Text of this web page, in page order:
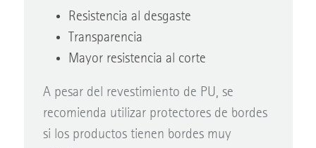
Resistencia al desgaste
Transparencia
Mayor resistencia al corte
A pesar del revestimiento de PU, se
recomienda utilizar protectores de bordes
si los productos tienen bordes muy